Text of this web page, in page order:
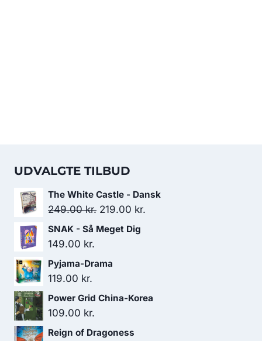
UDVALGTE TILBUD
The White Castle - Dansk
249.00kr. Den
oprindelige
219.00 kr.
SNAK - Så Meget Dig
149.00 kr.
Pyjama-Drama
119.00 kr.
Power Grid China-Korea
109.00 kr.
Reign of Dragoness